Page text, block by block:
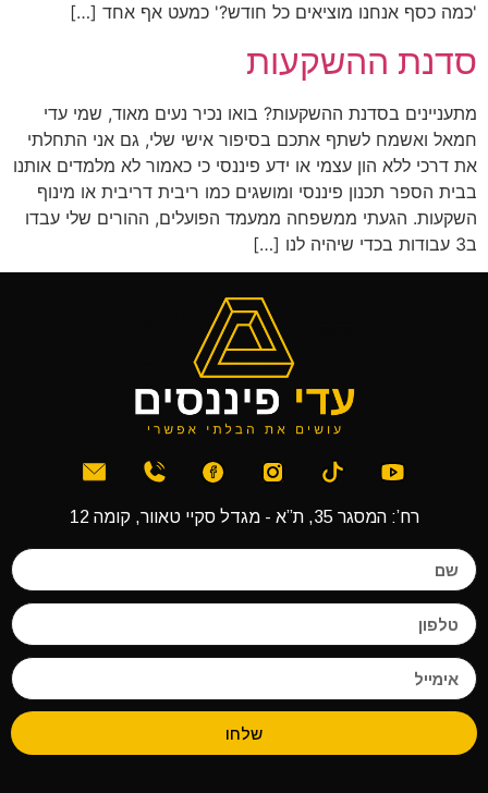
'כמה כסף אנחנו מוציאים כל חודש?' כמעט אף אחד […]
סדנת ההשקעות
מתעניינים בסדנת ההשקעות? בואו נכיר נעים מאוד, שמי עדי
חמאל ואשמח לשתף אתכם בסיפור אישי שלי, גם אני התחלתי
את דרכי ללא הון עצמי או ידע פיננסי כי כאמור לא מלמדים אותנו
בבית הספר תכנון פיננסי ומושגים כמו ריבית דריבית או מינוף
השקעות. הגעתי ממשפחה ממעמד הפועלים, ההורים שלי עבדו
ב3 עבודות בכדי שיהיה לנו […]
רח’: המסגר 35, ת”א - מגדל סקיי טאוור, קומה 12
שלחו